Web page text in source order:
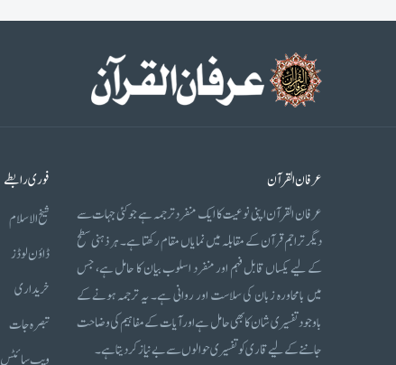
عرفان القرآن
عرفان القرآن اپنی نوعیت کا ایک منفرد ترجمہ ہے جو کئی جہات سے
دیگر تراجم قرآن کے مقابلہ میں نمایاں مقام رکھتا ہے۔ ہر ذہنی سطح
کے لیے یکساں قابل فہم اور منفرد اسلوب بیان کا حامل ہے، جس
میں بامحاورہ زبان کی سلاست اور روانی ہے۔ یہ ترجمہ ہونے کے
باوجود تفسیری شان کا بھی حامل ہے اور آیات کے مفاہیم کی وضاحت
جاننے کے لیے قاری کو تفسیری حوالوں سے بے نیاز کر دیتا ہے۔
فوری رابطے
شیخ الاسلام
ڈاؤن لوڈز
خریداری
تبصرہ جات
ویب سائٹس